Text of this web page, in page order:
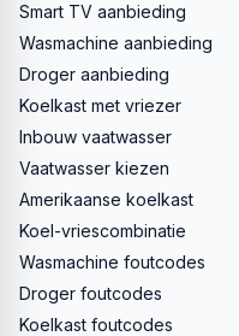
Smart TV aanbieding
Wasmachine aanbieding
Droger aanbieding
Koelkast met vriezer
Inbouw vaatwasser
Vaatwasser kiezen
Amerikaanse koelkast
Koel-vriescombinatie
Wasmachine foutcodes
Droger foutcodes
Koelkast foutcodes